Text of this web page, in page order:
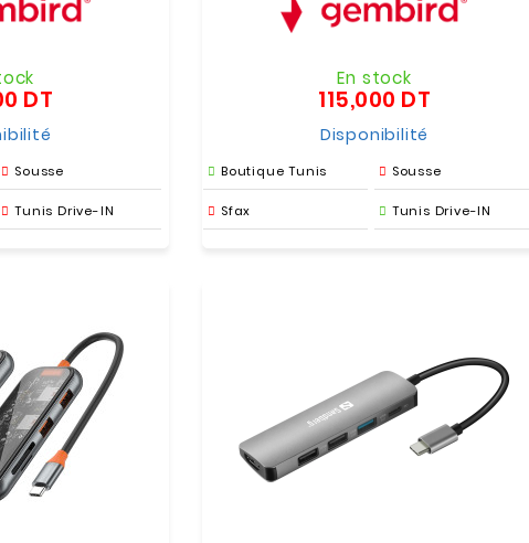
DT
Sousse
Tunis Drive-IN
En stock
115,000 DT
Disponibilité
Boutique Tunis Sousse
Sfax Tunis Drive-IN